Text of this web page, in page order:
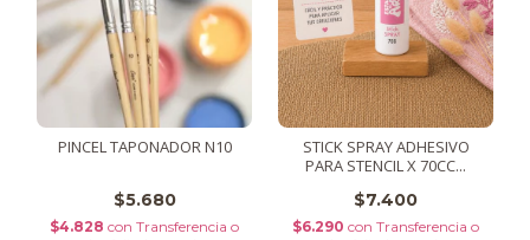
PINCEL TAPONADOR N10
$5.680
$4.828 con Transferencia o
STICK SPRAY ADHESIVO
PARA STENCIL X 70CC...
$7.400
$6.290 con Transferencia o